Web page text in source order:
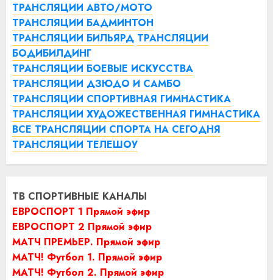
ТРАНСЛЯЦИИ АВТО/МОТО
ТРАНСЛЯЦИИ БАДМИНТОН
ТРАНСЛЯЦИИ БИЛЬЯРД ТРАНСЛЯЦИИ
БОДИБИЛДИНГ
ТРАНСЛЯЦИИ БОЕВЫЕ ИСКУССТВА
ТРАНСЛЯЦИИ ДЗЮДО И САМБО
ТРАНСЛЯЦИИ СПОРТИВНАЯ ГИМНАСТИКА
ТРАНСЛЯЦИИ ХУДОЖЕСТВЕННАЯ ГИМНАСТИКА
ВСЕ ТРАНСЛЯЦИИ СПОРТА НА СЕГОДНЯ
ТРАНСЛЯЦИИ ТЕЛЕШОУ
ТВ СПОРТИВНЫЕ КАНАЛЫ
ЕВРОСПОРТ 1 Прямой эфир
ЕВРОСПОРТ 2 Прямой эфир
МАТЧ ПРЕМЬЕР. Прямой эфир
МАТЧ! Футбол 1. Прямой эфир
МАТЧ! Футбол 2. Прямой эфир